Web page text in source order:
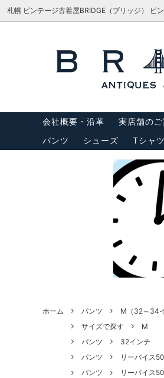
札幌 ビンテージ古着屋BRIDGE（ブリッジ） ビ
アウター
バッグ
サイズで探す
USA製リーバイス
会社概要・沿革
会社概要・沿革 実店舗のご
パンツ
シューズ Tシャツ
ホーム パンツ
M（32～34
サイズで探す
M
パンツ
32インチ
パンツ
リーバイス
パンツ
リーバイス